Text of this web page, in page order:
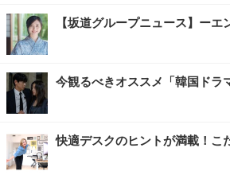
【坂道グループニュース】ー
今観るべきオススメ「韓国ドラ
快適デスクのヒントが満載！こ